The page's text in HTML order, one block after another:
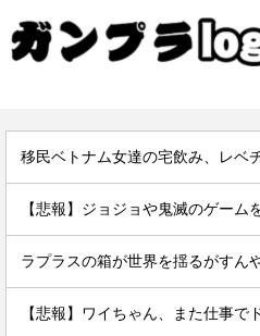
ラプラスの箱が世界を揺るがすん